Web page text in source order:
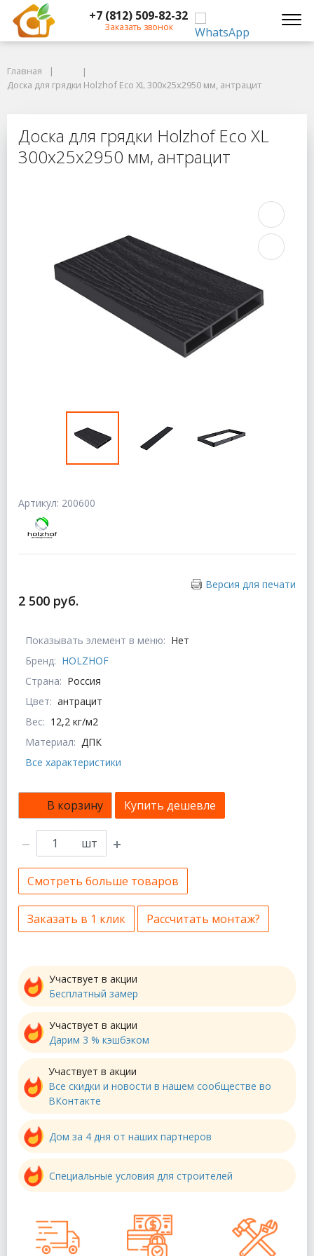
+7 (812) 509-82-32
Заказать звонок
Доска для грядки Holzhof Eco XL 300x25x2950 мм, антрацит
Доска для грядки Holzhof Eco XL
Главная
Доска для грядки Holzhof Eco XL 300x25x2950 мм, антрацит
Доска для грядки Holzhof Eco XL
300x25x2950 мм, антрацит
Артикул: 200600
Версия для печати
2 500 руб.
Показывать элемент в меню: Нет
Бренд: HOLZHOF
Страна: Россия
Цвет: антрацит
Вес: 12,2 кг/м2
Материал: ДПК
Все характеристики
В корзину Купить дешевле
шт
Смотреть больше товаров
Заказать в 1 клик Рассчитать монтаж?
Участвует в акции
Бесплатный замер
Участвует в акции
Дарим 3 % кэшбэком
Участвует в акции
Все скидки и новости в нашем сообществе во
ВКонтакте
Дом за 4 дня от наших партнеров
Специальные условия для строителей